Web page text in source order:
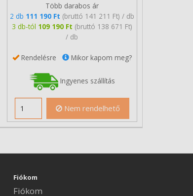
Több darabos ár
2 db 111 190 Ft (bruttó 141 211 Ft) / db
3 db-tól 109 190 Ft (bruttó 138 671 Ft)
/ db
Rendelésre Mikor kapom meg?
Ingyenes szállítás
Nem rendelhető
Fiókom
Fiókom